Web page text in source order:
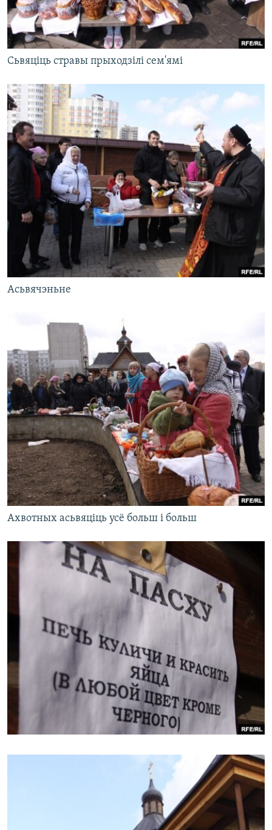
Сьвяціць стравы прыходзілі сем'ямі
Асьвячэньне
Ахвотных асьвяціць усё больш і больш